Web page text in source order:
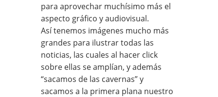
para aprovechar muchísimo más el
aspecto gráfico y audiovisual.
Así tenemos imágenes mucho más
grandes para ilustrar todas las
noticias, las cuales al hacer click
sobre ellas se amplían, y además
“sacamos de las cavernas” y
sacamos a la primera plana nuestro